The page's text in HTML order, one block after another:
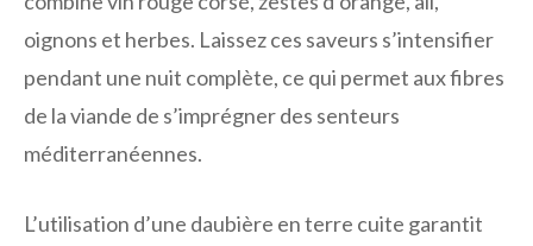
oignons et herbes. Laissez ces saveurs s’intensifier
pendant une nuit complète, ce qui permet aux fibres
de la viande de s’imprégner des senteurs
méditerranéennes.
L’utilisation d’une daubière en terre cuite garantit